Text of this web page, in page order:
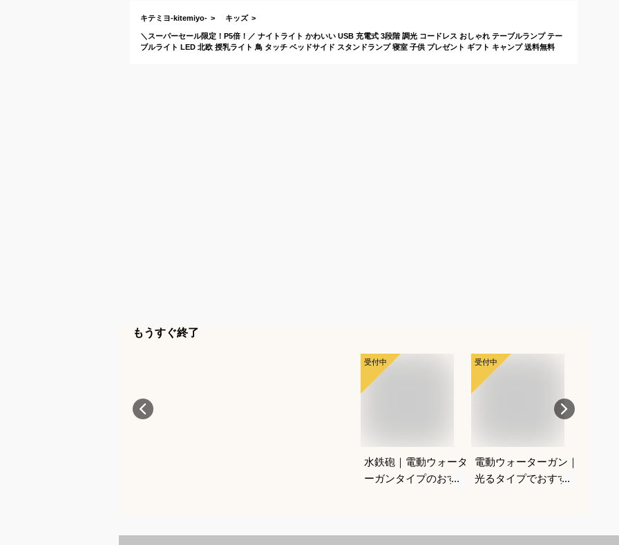
キテミヨ-kitemiyo- キッズ
＼スーパーセール限定！P5倍！／ ナイトライト かわいい USB 充電式 3段階 調光 コードレス おしゃれ テーブルランプ テー
ブルライト LED 北欧 授乳ライト 鳥 タッチ ベッドサイド スタンドランプ 寝室 子供 プレゼント ギフト キャンプ 送料無料
もうすぐ終了
受付中
水鉄砲｜電動ウォータ
ーガンタイプのおすす
受付中
電動ウォーターガン｜
光るタイプでおすすめ